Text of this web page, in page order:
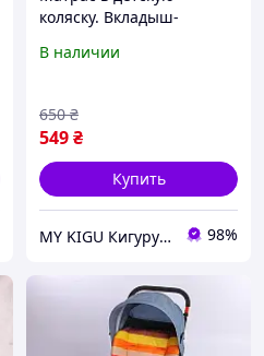
коляску. Вкладыш-
В наличии
549₴
650 ₴
Купить
MY KIGU Кигуруми для всей семьи! 98%